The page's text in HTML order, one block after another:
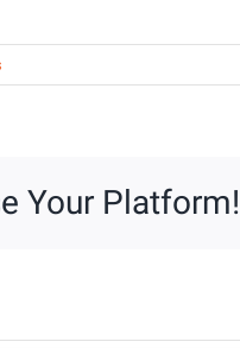
Your Platform!